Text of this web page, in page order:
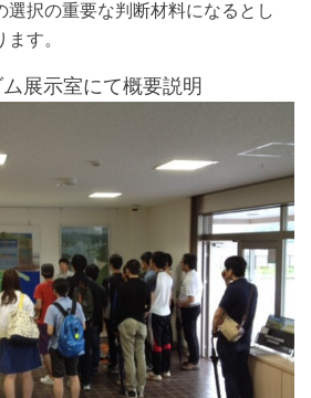
選択の重要な判断材料になるとし
す。
展示室にて概要説明